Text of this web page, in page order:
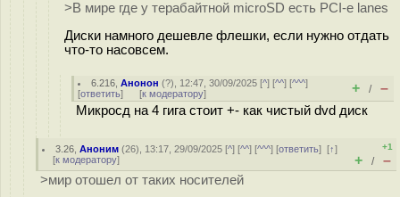
>В мире где у терабайтной microSD есть PCI-e lanes
Диски намного дешевле флешки, если нужно отдать
что-то насовсем.
6.216 ,Анонон (?), 12:47, 30/09/2025 [^] [^^] [^^^]
[ответить] [к модератору] + / –
Микросд на 4 гига стоит +- как чистый dvd диск
3.26 ,Аноним (26), 13:17, 29/09/2025 [^] [^^] [^^^] [ответить][↑]
[к модератору]
+1
+ / –
>мир отошел от таких носителей